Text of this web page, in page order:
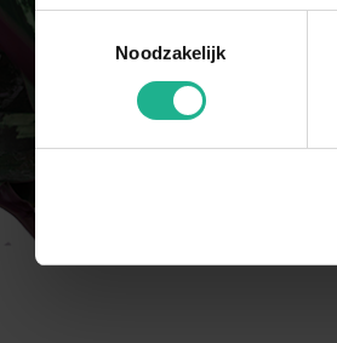
Toestemmingsselectie
Noodzakelijk